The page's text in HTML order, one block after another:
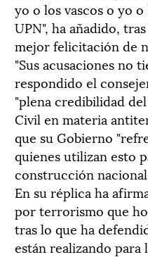
yo o los vascos o yo o
UPN", ha añadido,
mejor felicitación de
"Sus acusaciones no
respondido el
"plena credibilidad
Civil en materia
que su Gobierno
quienes utilizan esto
construcción
En su réplica ha
por terrorismo que
tras lo que ha
están realizando para